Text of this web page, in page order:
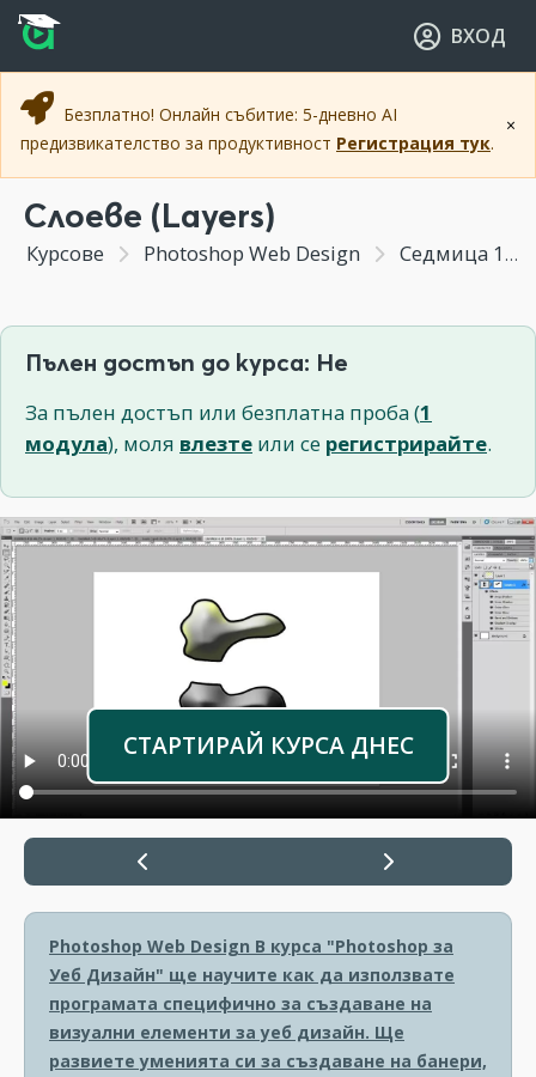
Прескочи към основното съдържание
Прескочи към навигацията
ВХОД
×
Безплатно! Онлайн събитие: 5-дневно AI
предизвикателство за продуктивност Регистрация тук.
Слоеве (Layers)
Курсове Photoshop Web Design Седмица 1 - Въведение във Photoshop за Уеб
Пълен достъп до курса: Не
За пълен достъп или безплатна проба (1
модула), моля влезте или се регистрирайте.
СТАРТИРАЙ КУРСА ДНЕС
Photoshop Web Design В курса "Photoshop за
Уеб Дизайн" ще научите как да използвате
програмата специфично за създаване на
визуални елементи за уеб дизайн. Ще
развиете уменията си за създаване на банери,